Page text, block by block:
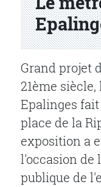
Grand projet
21ème
Epalinges
place de la
exposition a
l'occasion de
publique de